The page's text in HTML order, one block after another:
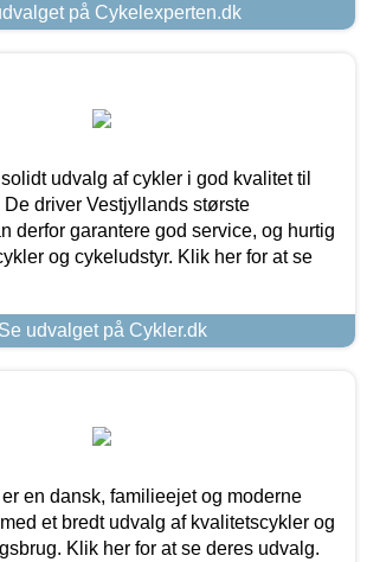
på Cykelexperten.dk
udvalg af cykler i god kvalitet til
De driver Vestjyllands største
derfor garantere god service, og hurtig
og cykeludstyr. Klik her for at se
Se udvalget på Cykler.dk
en dansk, familieejet og moderne
et bredt udvalg af kvalitetscykler og
Klik her for at se deres udvalg.